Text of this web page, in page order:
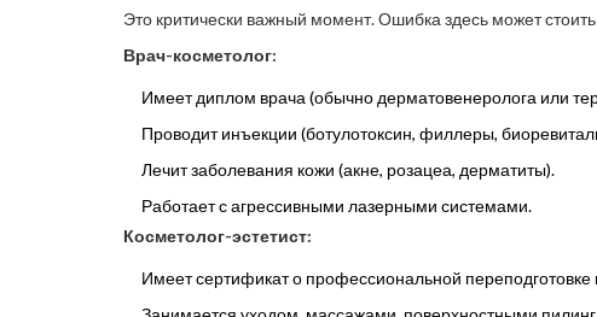
Это критически важный момент. Ошибка здесь может
Врач-косметолог:
Имеет диплом врача (обычно дерматовенеролога или
Проводит инъекции (ботулотоксин, филлеры,
Лечит заболевания кожи (акне, розацеа, дерматиты).
Работает с агрессивными лазерными системами.
Косметолог-эстетист:
Имеет сертификат о профессиональной переподготовке